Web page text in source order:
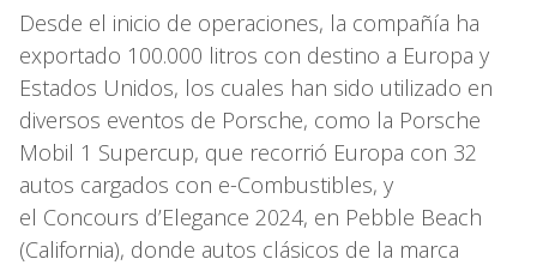
Desde el inicio de operaciones, la compañía ha
exportado 100.000 litros con destino a Europa y
Estados Unidos, los cuales han sido utilizado en
diversos eventos de Porsche, como la Porsche
Mobil 1 Supercup, que recorrió Europa con 32
autos cargados con e-Combustibles, y
el Concours d’Elegance 2024, en Pebble Beach
(California), donde autos clásicos de la marca